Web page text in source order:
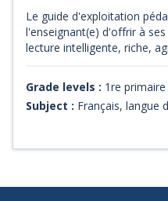
Le guide d'exploitation
l'enseignant(e) d'offrir à
lecture intelligente, riche,
lecture et le plaisir de la
Grade levels : 1re
Subject : Français, langue